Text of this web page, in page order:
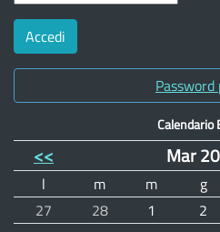
Password
Calendario
<< Mar
l m m g
27
28 1 2